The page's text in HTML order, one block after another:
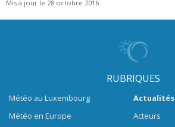
Mis à jour le 28 octobre 2016
RUBRIQUES
Météo au Luxembourg
Météo en Europe
Actualités
Acteurs